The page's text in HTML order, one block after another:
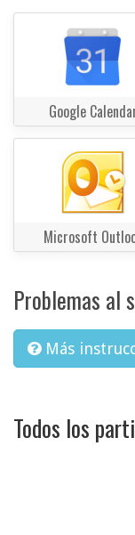
Google
Microsoft
Problemas al
Más
Todos los